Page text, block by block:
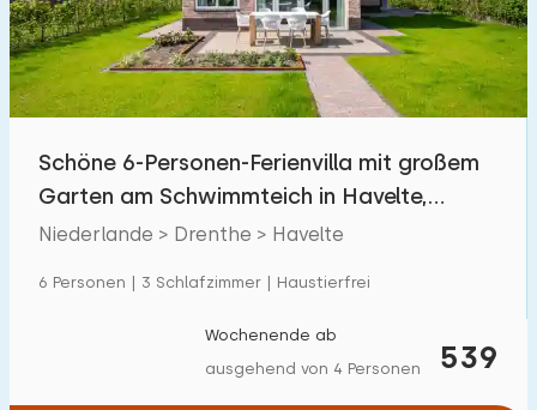
Schöne 6-Personen-Ferienvilla mit großem
Garten am Schwimmteich in Havelte,
Drenthe
Niederlande > Drenthe > Havelte
6 Personen | 3 Schlafzimmer | Haustierfrei
539
Wochenende ab
ausgehend von 4 Personen